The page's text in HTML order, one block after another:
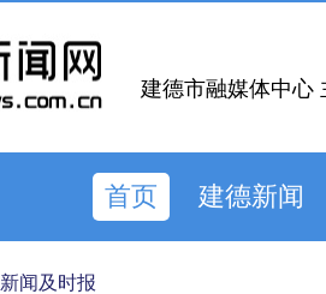
建德市融媒体中心
首页 建德新闻
新闻及时报